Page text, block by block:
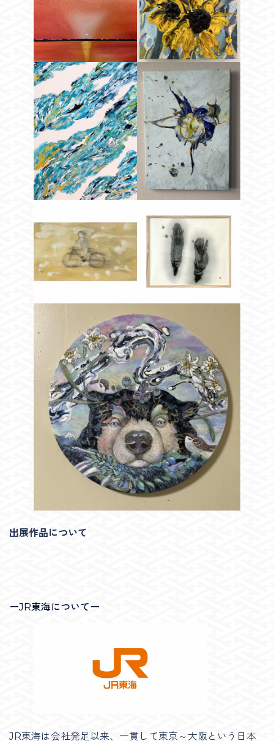
出展作品について
ーJR東海についてー
JR東海は会社発足以来、一貫して東京～大阪という日本